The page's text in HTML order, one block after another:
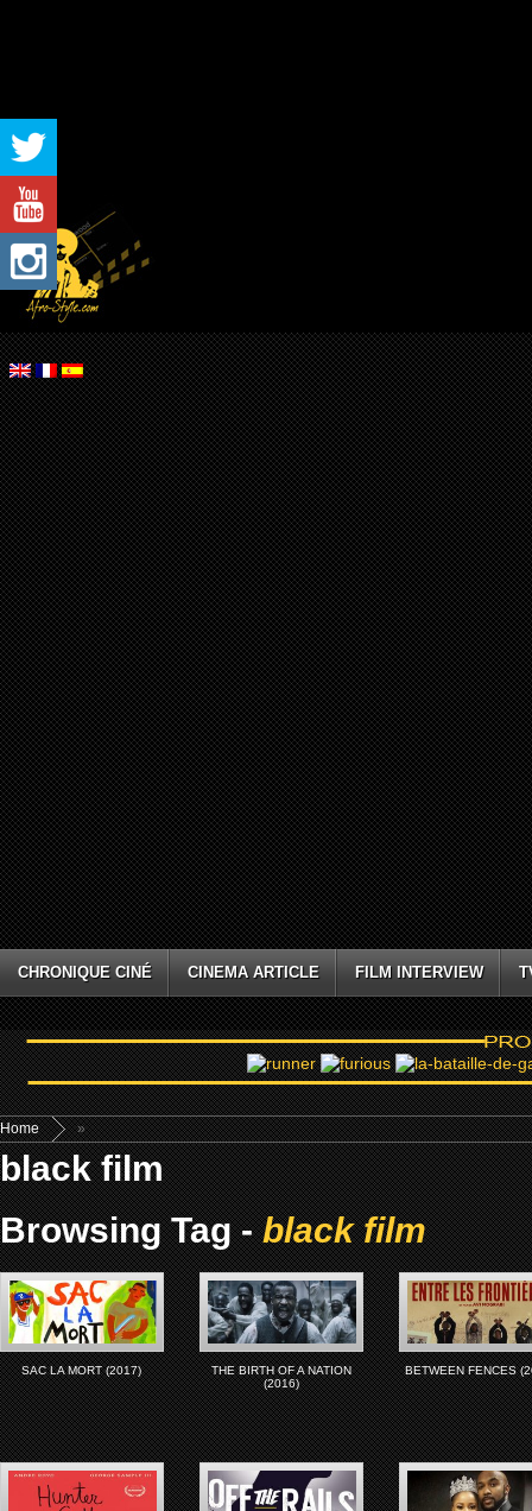
CHRONIQUE CINÉ CINEMA ARTICLE FILM INTERVIEW
Home »
black film
Browsing Tag -black film
SAC LA MORT (2017)
THE BIRTH OF A NATION
(2016)
BETWEEN FENCES